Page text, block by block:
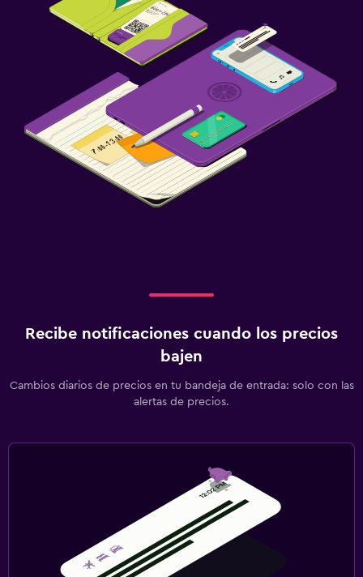
Recibe notificaciones cuando los precios
bajen
Cambios diarios de precios en tu bandeja de entrada: solo con las
alertas de precios.